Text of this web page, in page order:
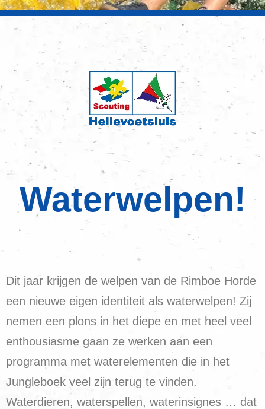
Waterwelpen!
Dit jaar krijgen de welpen van de Rimboe Horde
een nieuwe eigen identiteit als waterwelpen! Zij
nemen een plons in het diepe en met heel veel
enthousiasme gaan ze werken aan een
programma met waterelementen die in het
Jungleboek veel zijn terug te vinden.
Waterdieren, waterspellen, waterinsignes … dat